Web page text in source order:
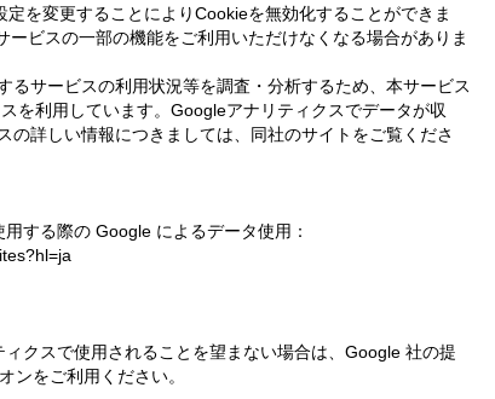
を変更することによりCookieを無効化することができま
ビスの一部の機能をご利用いただけなくなる場合がありま
るサービスの利用状況等を調査・分析するため、本サービス
を利用しています。Googleアナリティクスでデータが収
詳しい情報につきましては、同社のサイトをご覧くださ
する際の Google によるデータ使用：
クスで使用されることを望まない場合は、Google 社の提
ンをご利用ください。